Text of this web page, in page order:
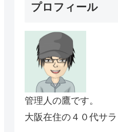
プロフィール
管理人の鷹です。
大阪在住の４０代サラ